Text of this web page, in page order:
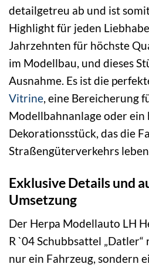
detailgetreu ab und ist
Highlight für jeden
Jahrzehnten für höchste
im Modellbau, und dieses
Ausnahme. Es ist die
Vitrine, eine Bereicherung
Modellbahnanlage oder ein
Dekorationsstück, das die
Straßengüterverkehrs
Exklusive Details und
Umsetzung
Der Herpa Modellauto LH
R `04 Schubbsattel
nur ein Fahrzeug, sondern